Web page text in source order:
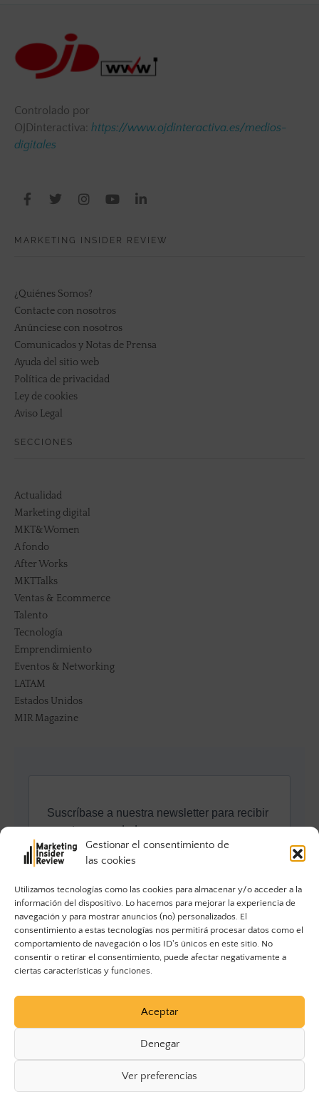
Gestionar el consentimiento de
las cookies
Utilizamos tecnologías como las cookies para almacenar y/o acceder a la
información del dispositivo. Lo hacemos para mejorar la experiencia de
navegación y para mostrar anuncios (no) personalizados. El
consentimiento a estas tecnologías nos permitirá procesar datos como el
comportamiento de navegación o los ID's únicos en este sitio. No
consentir o retirar el consentimiento, puede afectar negativamente a
ciertas características y funciones.
Aceptar
Denegar
Ver preferencias
Controlado por
OJDinteractiva: https://www.ojdinteractiva.es/medios-
digitales
MARKETING INSIDER REVIEW
¿Quiénes Somos?
Contacte con nosotros
Anúnciese con nosotros
Comunicados y Notas de Prensa
Ayuda del sitio web
Política de privacidad
Ley de cookies
Aviso Legal
SECCIONES
Actualidad
Marketing digital
MKT&Women
A fondo
After Works
MKTTalks
Ventas & Ecommerce
Talento
Tecnología
Emprendimiento
Eventos & Networking
LATAM
Estados Unidos
MIR Magazine
© 2023 Marketing Insider Review. Todos los derechos